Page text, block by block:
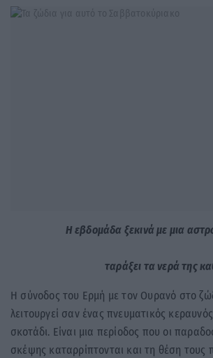
Η εβδομάδα ξεκινά με μια
ταράξει τα νερά της
Η σύνοδος του Ερμή με τον Ουρανό στο
λειτουργεί σαν ένας πνευματικός
σκοτάδι. Είναι μια περίοδος που οι
σκέψης καταρρίπτονται και τη θέση τους